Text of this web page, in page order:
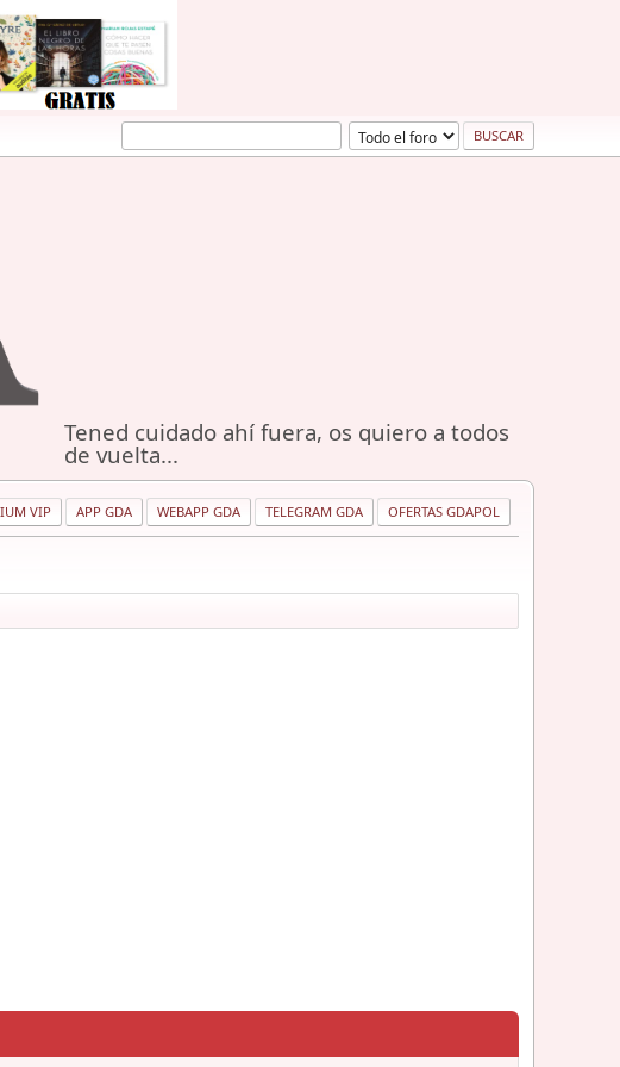
Tened cuidado ahí fuera, os quiero a todos
de vuelta...
VIP APP GDA WEBAPP GDA TELEGRAM GDA OFERTAS GDAPOL